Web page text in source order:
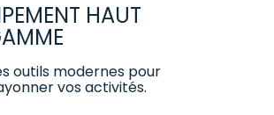
HAUT
outils modernes pour
vos activités.